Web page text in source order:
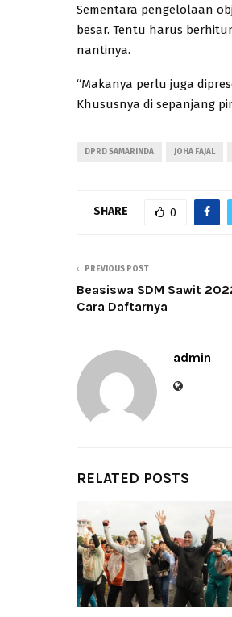
Sementara pengelolaan
besar. Tentu harus
nantinya.
“Makanya perlu juga
Khususnya di sepanjang
DPRD SAMARINDA JOHA FAJAL
SHARE 0
PREVIOUS POST
Beasiswa SDM Sawit
Cara Daftarnya
admin
RELATED POSTS